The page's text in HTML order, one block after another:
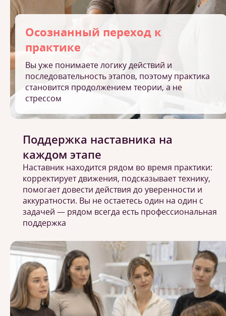
Осознанный переход к
практике
Вы уже понимаете логику действий и
последовательность этапов, поэтому практика
становится продолжением теории, а не
стрессом
Поддержка наставника на
каждом этапе
Наставник находится рядом во время практики:
корректирует движения, подсказывает технику,
помогает довести действия до уверенности и
аккуратности. Вы не остаетесь один на один с
задачей — рядом всегда есть профессиональная
поддержка